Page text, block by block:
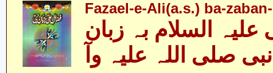
Fazael-e-Ali(a.s.) ba-
السلام بہ زبان
نبی صلی اللہ علیہ وآ